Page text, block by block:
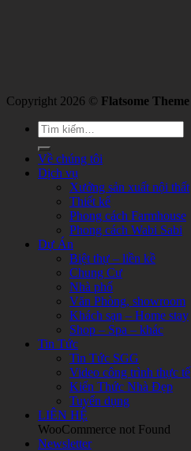
Copyright 2026 © Flatsome Theme
Về chúng tôi
Dịch vụ
Xưởng sản xuất nội thất
Thiết kế
Phong cách Farmhouse
Phong cách Wabi Sabi
Dự Án
Biệt thự – liền kề
Chung Cư
Nhà phố
Văn Phòng, showroom
Khách sạn – Home stay
Shop – Spa – khác
Tin Tức
Tin Tức SGG
Video công trình thực tế
Kiến Thức Nhà Đẹp
Tuyển dụng
LIÊN HỆ
WooCommerce not Found
Newsletter